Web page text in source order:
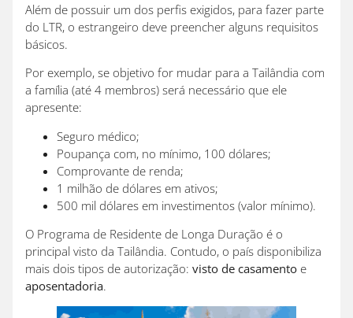
Além de possuir um dos perfis exigidos, para fazer parte
do LTR, o estrangeiro deve preencher alguns requisitos
básicos.
Por exemplo, se objetivo for mudar para a Tailândia com
a família (até 4 membros) será necessário que ele
apresente:
Seguro médico;
Poupança com, no mínimo, 100 dólares;
Comprovante de renda;
1 milhão de dólares em ativos;
500 mil dólares em investimentos (valor mínimo).
O Programa de Residente de Longa Duração é o
principal visto da Tailândia. Contudo, o país disponibiliza
mais dois tipos de autorização: visto de casamento e
aposentadoria.